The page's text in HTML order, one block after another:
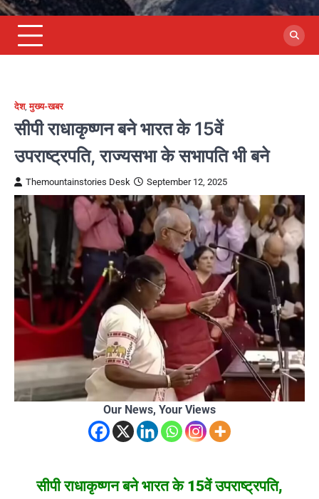
देश,मुख्य-खबर
सीपी राधाकृष्णन बने भारत के 15वें
उपराष्ट्रपति, राज्यसभा के सभापति भी बने
Themountainstories Desk September 12, 2025
Our News, Your Views
सीपी राधाकृष्णन बने भारत के 15वें उपराष्ट्रपति,